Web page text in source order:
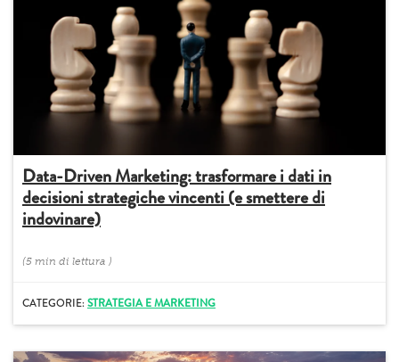
Data-Driven Marketing: trasformare i dati in
decisioni strategiche vincenti (e smettere di
indovinare)
(5 min di lettura )
CATEGORIE:STRATEGIA E MARKETING